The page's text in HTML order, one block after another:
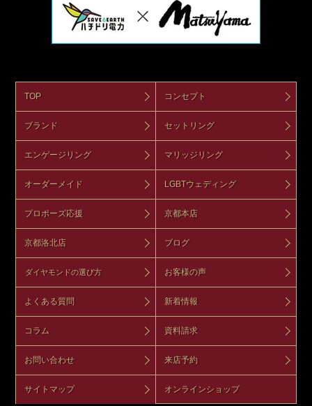
TOP コンセプト
ブランド セットリング
エンゲージリング マリッジリング
オーダーメイド LGBTウェディング
プロポーズ応援 京都本店
京都洛北店 ブログ
ダイヤモンドの選び方 お客様の声
よくある質問 新着情報
コラム 資料請求
お問い合わせ 来店予約
サイトマップ オンラインショップ